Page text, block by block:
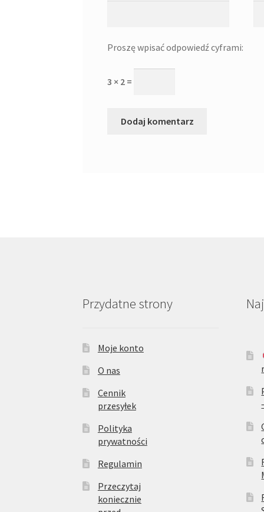
Proszę wpisać odpowiedź cyframi:
3 × 2 =
Przydatne strony
Moje konto
O nas
Cennik
przesyłek
Polityka
prywatności
Regulamin
Przeczytaj
koniecznie